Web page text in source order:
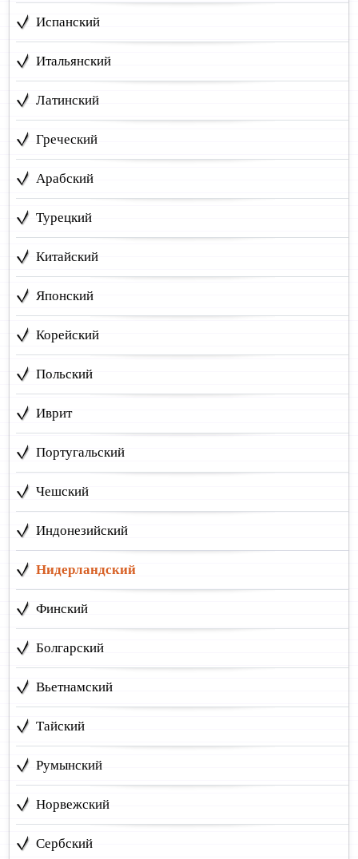
Испанский
Итальянский
Латинский
Греческий
Арабский
Турецкий
Китайский
Японский
Корейский
Польский
Иврит
Португальский
Чешский
Индонезийский
Нидерландский
Финский
Болгарский
Вьетнамский
Тайский
Румынский
Норвежский
Сербский